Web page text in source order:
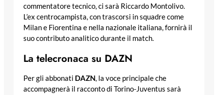
commentatore tecnico, ci sarà Riccardo Montolivo.
L’ex centrocampista, con trascorsi in squadre come
Milan e Fiorentina e nella nazionale italiana, fornirà il
suo contributo analitico durante il match.
La telecronaca su DAZN
Per gli abbonati DAZN, la voce principale che
accompagnerà il racconto di Torino-Juventus sarà